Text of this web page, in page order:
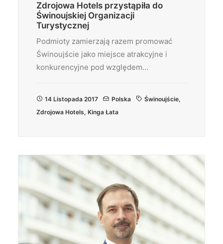
Zdrojowa Hotels przystąpiła do
Świnoujskiej Organizacji
Turystycznej
Podmioty zamierzają razem promować
Świnoujście jako miejsce atrakcyjne i
konkurencyjne pod względem…
14 Listopada 2017 Polska Świnoujście,
Zdrojowa Hotels, Kinga Łata